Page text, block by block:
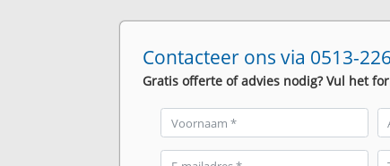
Contacteer ons via 0513-
Gratis offerte of advies nodig? Vul het